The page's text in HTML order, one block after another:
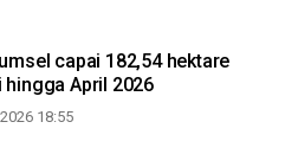
capai 182,54 hektare
hingga April 2026
18:55